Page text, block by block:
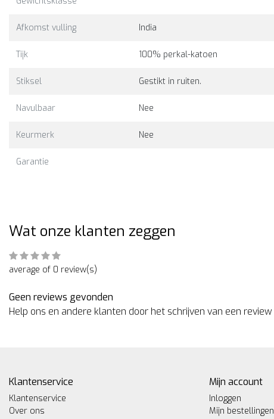
Afkomst vulling India
Tijk 100% perkal-katoen
Stiksel Gestikt in ruiten.
Navulbaar Nee
Keurmerk Nee
Garantie
Wat onze klanten zeggen
average of 0 review(s)
Geen reviews gevonden
Help ons en andere klanten door het schrijven van een review
Klantenservice
Klantenservice
Over ons
Mijn account
Inloggen
Mijn bestellingen